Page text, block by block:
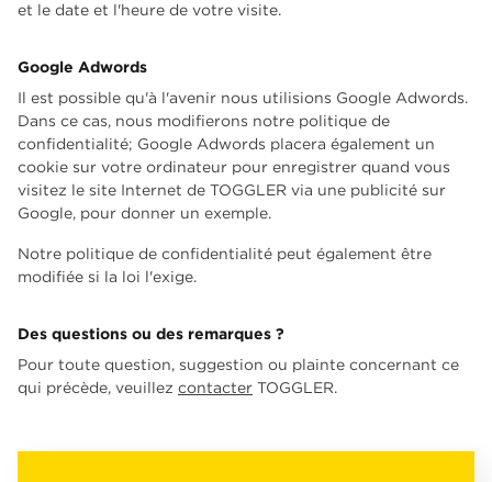
et le date et l'heure de votre visite.
Google Adwords
Il est possible qu'à l'avenir nous utilisions Google Adwords.
Dans ce cas, nous modifierons notre politique de
confidentialité; Google Adwords placera également un
cookie sur votre ordinateur pour enregistrer quand vous
visitez le site Internet de TOGGLER via une publicité sur
Google, pour donner un exemple.
Notre politique de confidentialité peut également être
modifiée si la loi l'exige.
Des questions ou des remarques ?
Pour toute question, suggestion ou plainte concernant ce
qui précède, veuillez contacter TOGGLER.